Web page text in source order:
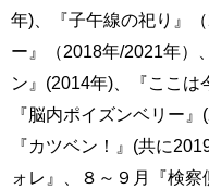
年)、『子午線の祀り』
ー』（2018年/2021年）
ン』(2014年)、『ここ
『脳内ポイズンベリー
『カツベン！』(共に
ォレ』、８～９月『検察